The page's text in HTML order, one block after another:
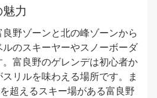
力
野ゾーンと北の峰ゾーンから
のスキーヤーやスノーボーダ
富良野のゲレンデは初心者か
リルを味わえる場所です。ま
超えるスキー場がある富良野